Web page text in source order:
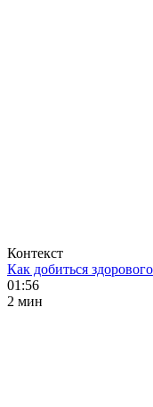
Контекст
Как добиться
01:56
2 мин